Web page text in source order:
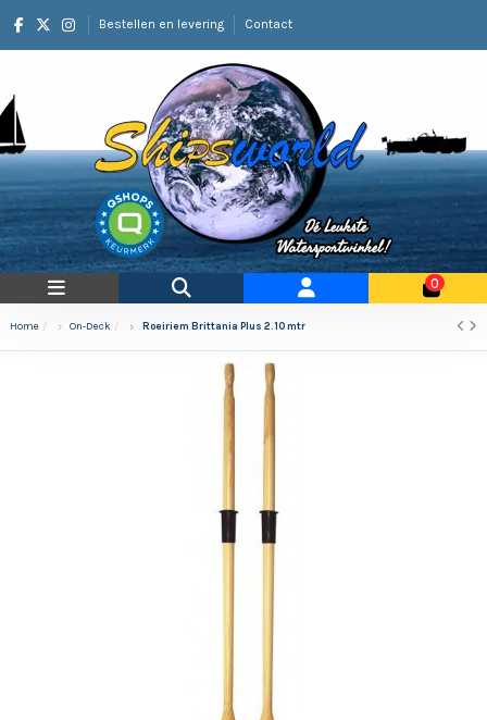
Bestellen en levering Contact
0
Home On-Deck Roeiriem Brittania Plus 2.10 mtr